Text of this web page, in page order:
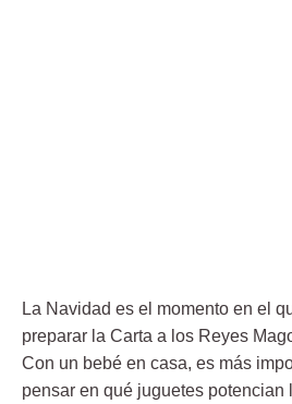
La Navidad es el momento en el
preparar la Carta a los Reyes
Con un bebé en casa, es más
pensar en qué juguetes potencian